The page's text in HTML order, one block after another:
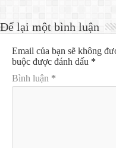
Để lại một bình luận
Email của bạn sẽ không
buộc được đánh dấu *
Bình luận *